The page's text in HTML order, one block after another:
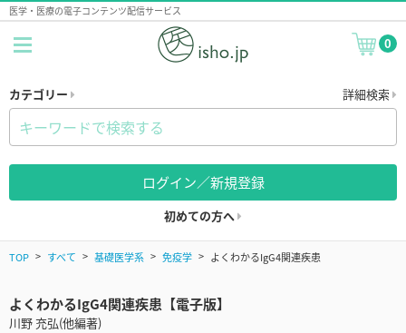
医学・医療の電子コンテンツ配信サービス
0
カテゴリー 詳細検索
ログイン／新規登録
初めての方へ
TOP すべて 基礎医学系 免疫学 よくわかるIgG4関連疾患
よくわかるIgG4関連疾患【電子版】
川野 充弘(他編著)